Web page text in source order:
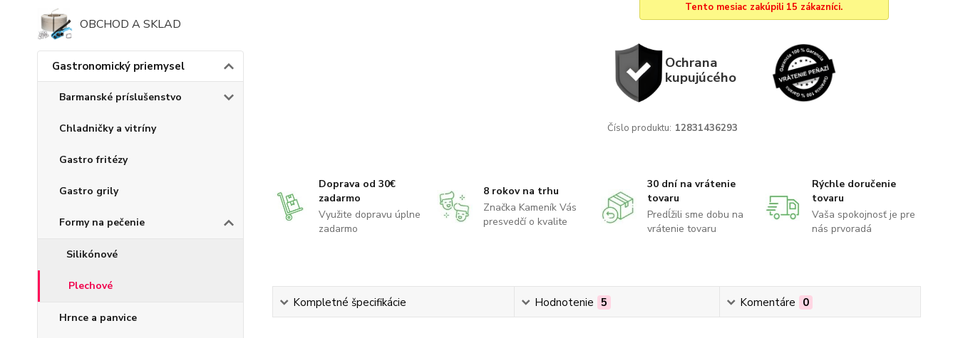
OBCHOD A SKLAD
Gastronomický priemysel
Barmanské príslušenstvo
Chladničky a vitríny
Gastro fritézy
Gastro grily
Formy na pečenie
Silikónové
Plechové
Hrnce a panvice
Tento mesiac zakúpili 15 zákazníci.
Ochrana
kupujúcého
Číslo produktu: 12831436293
Doprava od 30€
zadarmo
Využite dopravu úplne
zadarmo
8 rokov na trhu
Značka Kameník Vás
presvedčí o kvalite
30 dní na vrátenie
tovaru
Predĺžili sme dobu na
vrátenie tovaru
Rýchle doručenie
tovaru
Vaša spokojnosť je pre
nás prvoradá
Kompletné špecifikácie Hodnotenie 5 Komentáre 0